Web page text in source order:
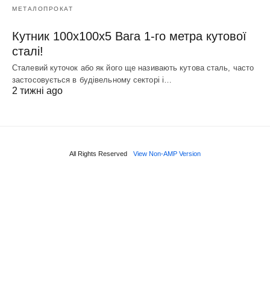
МЕТАЛОПРОКАТ
Кутник 100х100х5 Вага 1-го метра кутової
сталі!
Сталевий куточок або як його ще називають кутова сталь, часто
застосовується в будівельному секторі і…
2 тижні ago
All Rights Reserved View Non-AMP Version